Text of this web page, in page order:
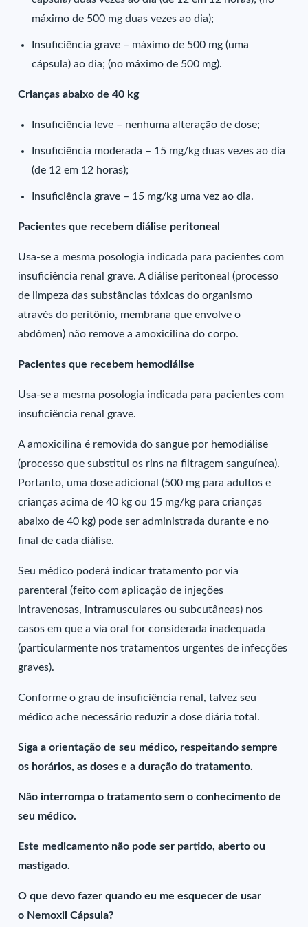
máximo de 500 mg duas vezes ao dia);
Insuficiência grave – máximo de 500 mg (uma
cápsula) ao dia; (no máximo de 500 mg).
Crianças abaixo de 40 kg
Insuficiência leve – nenhuma alteração de dose;
Insuficiência moderada – 15 mg/kg duas vezes ao dia
(de 12 em 12 horas);
Insuficiência grave – 15 mg/kg uma vez ao dia.
Pacientes que recebem diálise peritoneal
Usa-se a mesma posologia indicada para pacientes com
insuficiência renal grave. A diálise peritoneal (processo
de limpeza das substâncias tóxicas do organismo
através do peritônio, membrana que envolve o
abdômen) não remove a amoxicilina do corpo.
Pacientes que recebem hemodiálise
Usa-se a mesma posologia indicada para pacientes com
insuficiência renal grave.
A amoxicilina é removida do sangue por hemodiálise
(processo que substitui os rins na filtragem sanguínea).
Portanto, uma dose adicional (500 mg para adultos e
crianças acima de 40 kg ou 15 mg/kg para crianças
abaixo de 40 kg) pode ser administrada durante e no
final de cada diálise.
Seu médico poderá indicar tratamento por via
parenteral (feito com aplicação de injeções
intravenosas, intramusculares ou subcutâneas) nos
casos em que a via oral for considerada inadequada
(particularmente nos tratamentos urgentes de infecções
graves).
Conforme o grau de insuficiência renal, talvez seu
médico ache necessário reduzir a dose diária total.
Siga a orientação de seu médico, respeitando sempre
os horários, as doses e a duração do tratamento.
Não interrompa o tratamento sem o conhecimento de
seu médico.
Este medicamento não pode ser partido, aberto ou
mastigado.
O que devo fazer quando eu me esquecer de usar
o Nemoxil Cápsula?